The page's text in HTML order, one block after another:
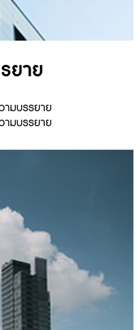
ยาย
มบรรยาย
มบรรยาย